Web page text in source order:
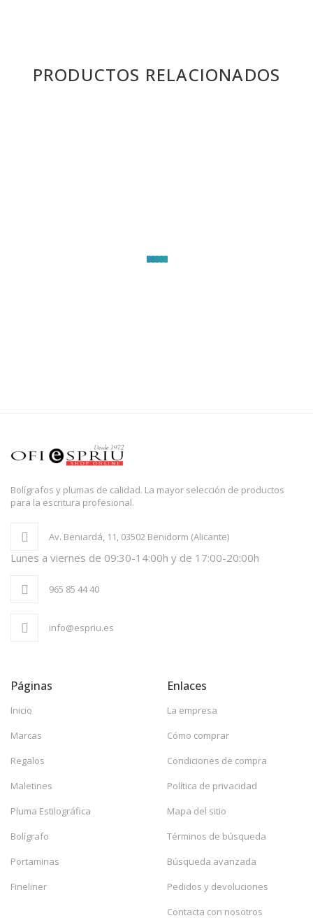
PRODUCTOS RELACIONADOS
Bolígrafos y plumas de calidad. La mayor selección de productos
para la escritura profesional.
Av. Beniardá, 11, 03502 Benidorm (Alicante)
Lunes a viernes de 09:30-14:00h y de 17:00-20:00h
965 85 44 40
info@espriu.es
Páginas
Inicio
Marcas
Regalos
Maletines
Pluma Estilográfica
Bolígrafo
Portaminas
Fineliner
Enlaces
La empresa
Cómo comprar
Condiciones de compra
Política de privacidad
Mapa del sitio
Términos de búsqueda
Búsqueda avanzada
Pedidos y devoluciones
Contacta con nosotros